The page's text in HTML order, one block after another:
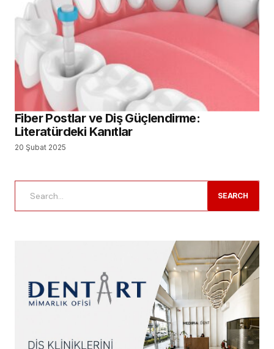
Fiber Postlar ve Diş Güçlendirme:
Literatürdeki Kanıtlar
20 Şubat 2025
SEARCH